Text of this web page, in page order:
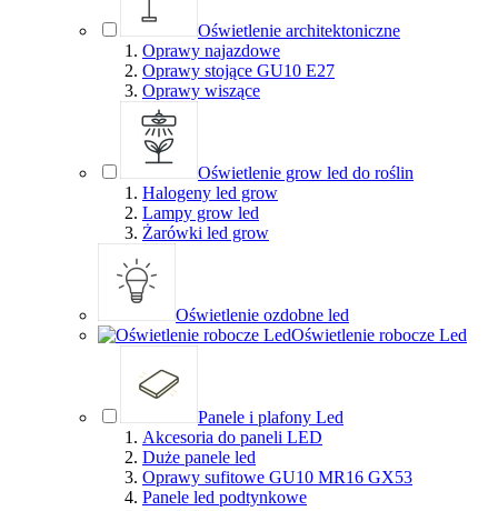
Oświetlenie architektoniczne
Oprawy najazdowe
Oprawy stojące GU10 E27
Oprawy wiszące
Oświetlenie grow led do roślin
Halogeny led grow
Lampy grow led
Żarówki led grow
Oświetlenie ozdobne led
Oświetlenie robocze Led
Panele i plafony Led
Akcesoria do paneli LED
Duże panele led
Oprawy sufitowe GU10 MR16 GX53
Panele led podtynkowe